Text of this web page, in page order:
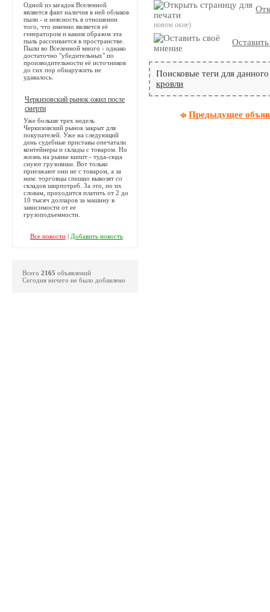
новом окне)
Поисковые теги для
кровли
Предыдущее
Одной из загадок Вселенной
является факт наличия в ней облаков
пыли - и неясность в отношении
того, что именно является её
генератором и каким образом эта
пыль рассеивается в пространстве.
Пыли во Вселенной много - однако
достаточно "убедительных" по
производительности её источников
до сих пор обнаружить не
удавалось.
Черкизовский рынок ожил после
смерти
Уже больше трех недель
Черкизовский рынок закрыт для
покупателей. Уже на следующий
день судебные приставы опечатали
контейнеры и склады с товаром. Но
жизнь на рынке кипит - туда-сюда
снуют грузовики. Вот только
приезжают они не с товаром, а за
ним: торговцы спешно вывозят со
складов ширпотреб. За это, по их
словам, приходится платить от 2 до
10 тысяч долларов за машину в
зависимости от ее
грузоподъемности.
Все новости| Добавить новость
Всего 2165 объявлений
Сегодня ничего не было добавлено